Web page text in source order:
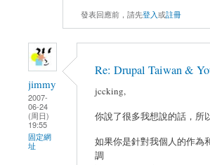
發表回應前，請先登入或註冊
jimmy
2007-
06-24
(周日)
19:55
固定網
址
Re: Drupal Taiwan &
jccking,
你說了很多我想說的話，所
如果你是針對我個人的作為
調